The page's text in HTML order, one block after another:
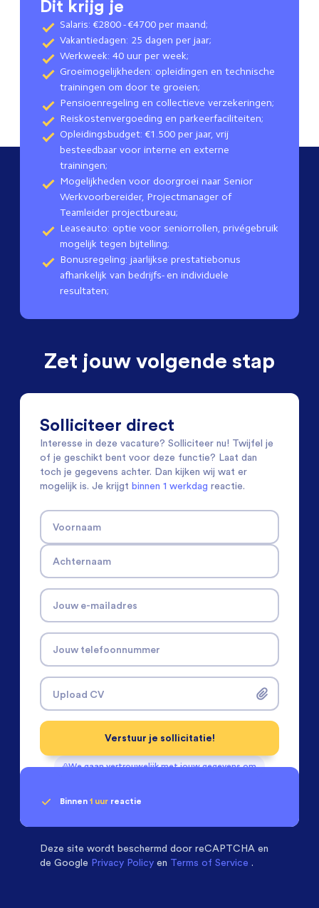
Dit krijg je
Salaris: €2800 - €4700 per maand;
Vakantiedagen: 25 dagen per jaar;
Werkweek: 40 uur per week;
Groeimogelijkheden: opleidingen en technische
trainingen om door te groeien;
Pensioenregeling en collectieve verzekeringen;
Reiskostenvergoeding en parkeerfaciliteiten;
Opleidingsbudget: €1.500 per jaar, vrij
besteedbaar voor interne en externe
trainingen;
Mogelijkheden voor doorgroei naar Senior
Werkvoorbereider, Projectmanager of
Teamleider projectbureau;
Leaseauto: optie voor seniorrollen, privégebruik
mogelijk tegen bijtelling;
Bonusregeling: jaarlijkse prestatiebonus
afhankelijk van bedrijfs- en individuele
resultaten;
Zet jouw volgende stap
Solliciteer direct
Interesse in deze vacature? Solliciteer nu! Twijfel je
of je geschikt bent voor deze functie? Laat dan
toch je gegevens achter. Dan kijken wij wat er
mogelijk is. Je krijgt binnen 1 werkdag reactie.
Voornaam
Achternaam
Jouw e-mailadres
Jouw telefoonnummer
Upload CV
We gaan vertrouwelijk met jouw gegevens om
Verstuur je sollicitatie!
Binnen 1 uur reactie
Deze site wordt beschermd door reCAPTCHA en
de Google Privacy Policy en Terms of Service .